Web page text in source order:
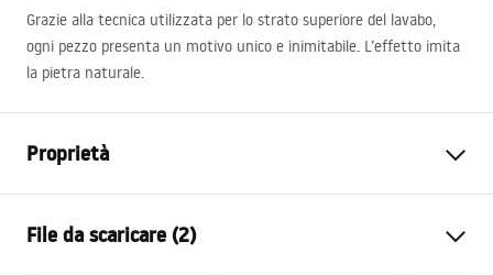
Grazie alla tecnica utilizzata per lo strato superiore del lavabo,
ogni pezzo presenta un motivo unico e inimitabile. L’effetto imita
la pietra naturale.
Proprietà
Materiale
File da scaricare (2)